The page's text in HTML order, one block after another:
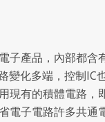
子產品，內部都含
變化多端，控制IC
現有的積體電路，
電子電路許多共通